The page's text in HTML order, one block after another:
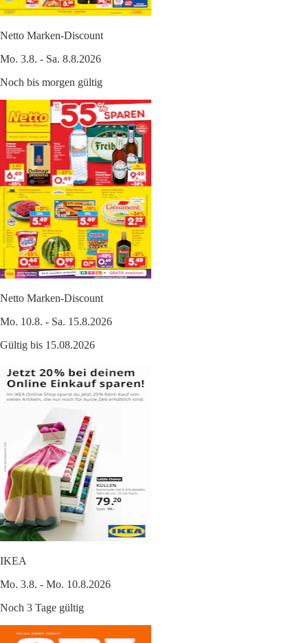
Netto Marken-Discount
Mo. 3.8. - Sa. 8.8.2026
Noch bis morgen gültig
Netto Marken-Discount
Mo. 10.8. - Sa. 15.8.2026
Gültig bis 15.08.2026
IKEA
Mo. 3.8. - Mo. 10.8.2026
Noch 3 Tage gültig